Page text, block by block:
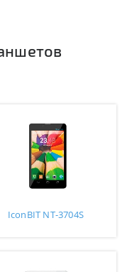
IconBIT NT-3704S